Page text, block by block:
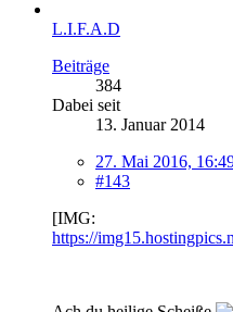
L.I.F.A.D
Beiträge
384
Dabei seit
13. Januar 2014
27. Mai 2016,
#143
[IMG:
https://